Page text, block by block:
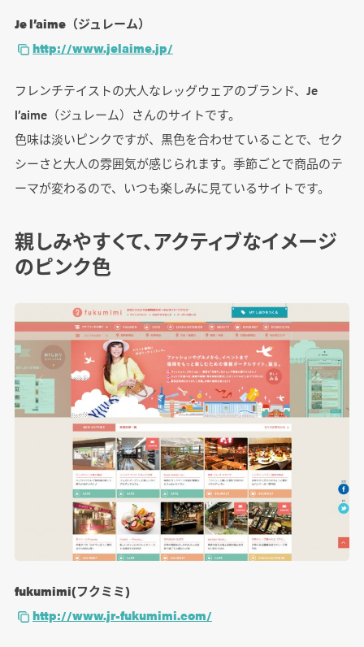
Je l’aime（ジュレーム）
http://www.jelaime.jp/
フレンチテイストの大人なレッグウェアのブランド、Je
l’aime（ジュレーム）さんのサイトです。
色味は淡いピンクですが、黒色を合わせていることで、セク
シーさと大人の雰囲気が感じられます。季節ごとで商品のテ
ーマが変わるので、いつも楽しみに見ているサイトです。
親しみやすくて、アクティブなイメージ
のピンク色
fukumimi(フクミミ)
http://www.jr-fukumimi.com/